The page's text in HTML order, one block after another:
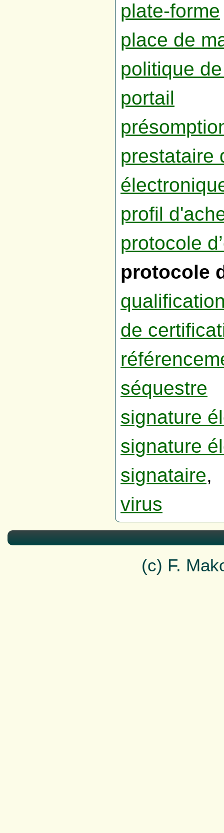
plate-forme
place de
politique
portail
prestataire
profil
protocole
protocole
de
séquestre
signature
signature
signataire,
virus
(c) F.